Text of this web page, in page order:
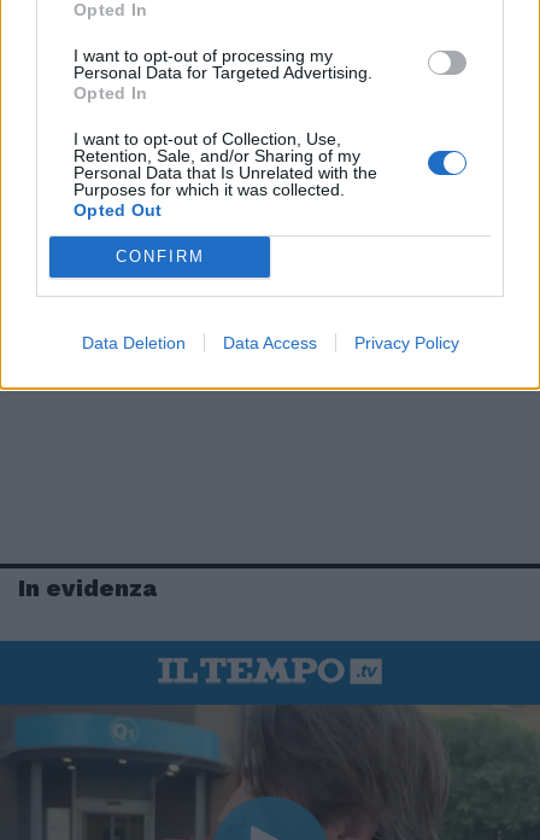
Opted In
I want to opt-out of processing my
Personal Data for Targeted Advertising.
Opted In
I want to opt-out of Collection, Use,
Retention, Sale, and/or Sharing of my
Personal Data that Is Unrelated with the
Purposes for which it was collected.
Opted Out
CONFIRM
Data Deletion Data Access Privacy Policy
In evidenza